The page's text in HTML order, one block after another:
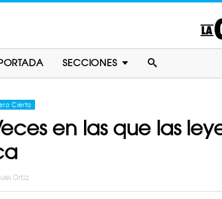
SECCIONES
Cierto
en las que las
Ortiz